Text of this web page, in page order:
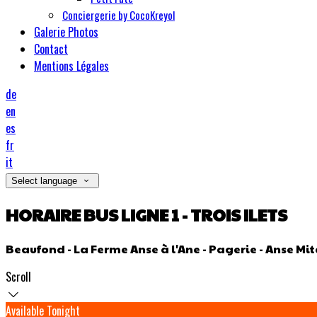
Conciergerie by CocoKreyol
Galerie Photos
Contact
Mentions Légales
de
en
es
fr
it
Select language
HORAIRE BUS LIGNE 1 - TROIS ILETS
Beaufond - La Ferme Anse à l'Ane - Pagerie - Anse
Scroll
Available Tonight